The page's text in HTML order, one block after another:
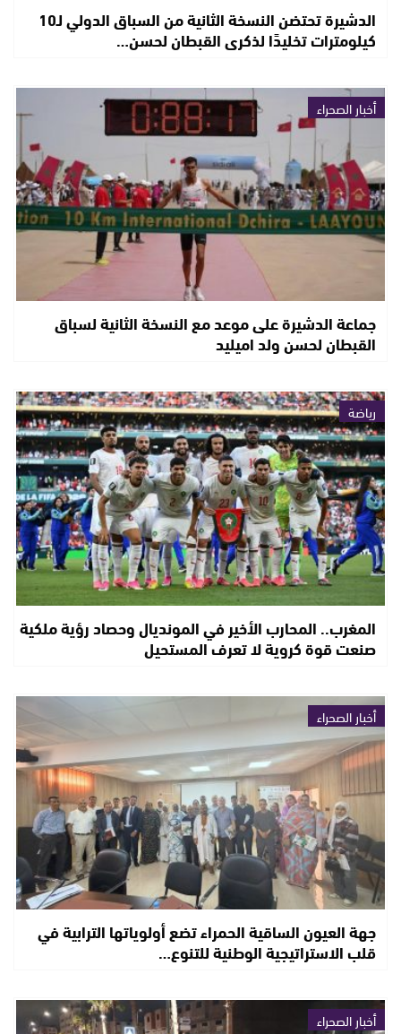
الدشيرة تحتضن النسخة الثانية من السباق الدولي لـ10
كيلومترات تخليدًا لذكرى القبطان لحسن…
أخبار الصحراء
جماعة الدشيرة على موعد مع النسخة الثانية لسباق
القبطان لحسن ولد اميليد
رياضة
المغرب.. المحارب الأخير في المونديال وحصاد رؤية ملكية
صنعت قوة كروية لا تعرف المستحيل
أخبار الصحراء
جهة العيون الساقية الحمراء تضع أولوياتها الترابية في
قلب الاستراتيجية الوطنية للتنوع…
أخبار الصحراء